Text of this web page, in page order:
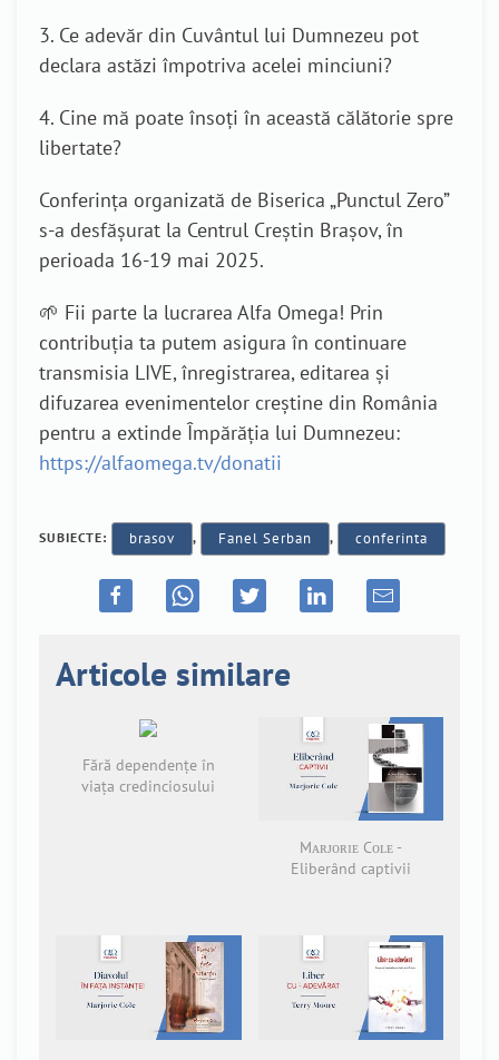
3. Ce adevăr din Cuvântul lui Dumnezeu pot
declara astăzi împotriva acelei minciuni?
4. Cine mă poate însoți în această călătorie spre
libertate?
Conferința organizată de Biserica „Punctul Zero”
s-a desfășurat la Centrul Creștin Brașov, în
perioada 16-19 mai 2025.
🌱 Fii parte la lucrarea Alfa Omega! Prin
contribuția ta putem asigura în continuare
transmisia LIVE, înregistrarea, editarea și
difuzarea evenimentelor creștine din România
pentru a extinde Împărăția lui Dumnezeu:
https://alfaomega.tv/donatii
SUBIECTE: brasov , Fanel Serban , conferinta
Articole similare
Fără dependențe în
viața credinciosului
Mᴀʀᴊᴏʀɪᴇ Cᴏʟᴇ -
Eliberând captivii